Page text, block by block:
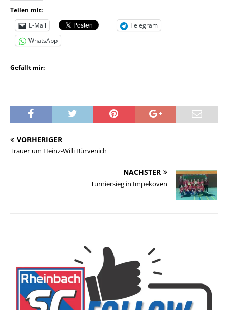
Teilen mit:
E-Mail
Telegram
WhatsApp
Gefällt mir:
VORHERIGER
Trauer um Heinz-Willi Bürvenich
NÄCHSTER
Turniersieg in Impekoven